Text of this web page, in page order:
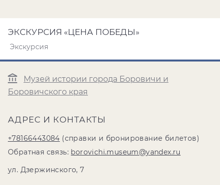
ЭКСКУРСИЯ «ЦЕНА ПОБЕДЫ»
Экскурсия
Музей истории города Боровичи и
Боровичского края
АДРЕС И КОНТАКТЫ
+78166443084 (справки и бронирование билетов)
Обратная связь: borovichi.museum@yandex.ru
ул. Дзержинского, 7